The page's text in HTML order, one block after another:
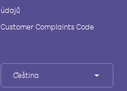
údajů
Customer Complaints Code
Čeština